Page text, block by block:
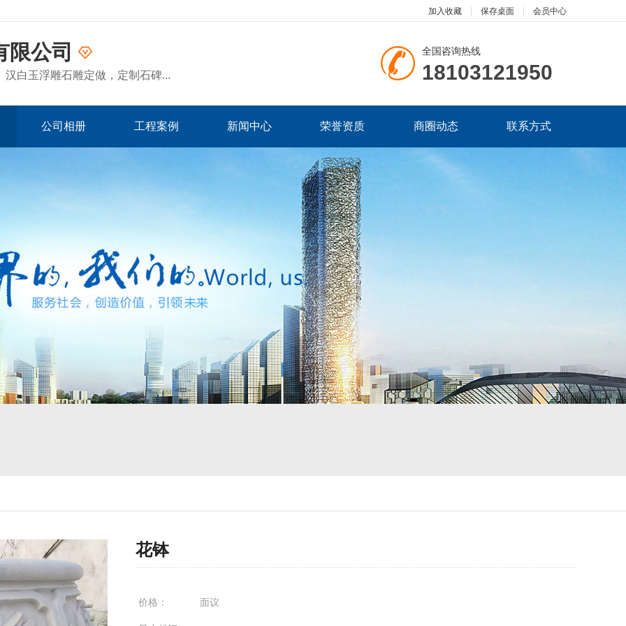
加入收藏 保存桌面 会员中心
限公司
白玉浮雕石雕定做，定制石碑...
全国咨询热线
18103121950
公司相册 工程案例 新闻中心 荣誉资质 商圈动态 联系方式
花钵
价格： 面议